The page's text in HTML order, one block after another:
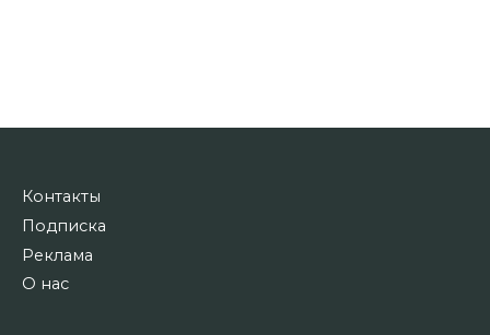
Контакты
Подписка
Реклама
О нас